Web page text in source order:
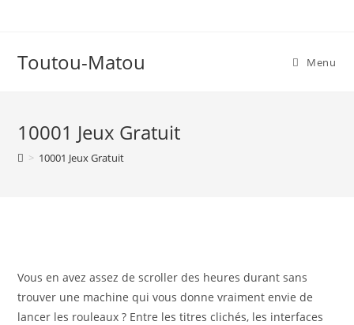
Toutou-Matou Menu
10001 Jeux Gratuit
> 10001 Jeux Gratuit
Vous en avez assez de scroller des heures durant sans
trouver une machine qui vous donne vraiment envie de
lancer les rouleaux ? Entre les titres clichés, les interfaces